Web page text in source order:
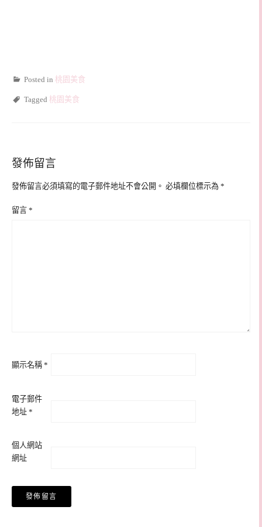
Posted in 桃園美食
Tagged 桃園美食
發佈留言
發佈留言必須填寫的電子郵件地址不會公開。 必填欄位標示為 *
留言 *
顯示名稱 *
電子郵件
地址 *
個人網站
網址